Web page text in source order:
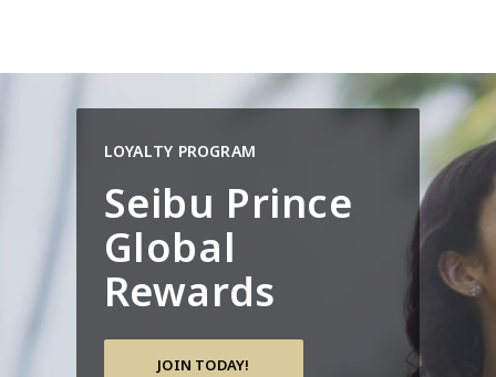
LOYALTY PROGRAM
Seibu Prince
Global
Rewards
JOIN TODAY!